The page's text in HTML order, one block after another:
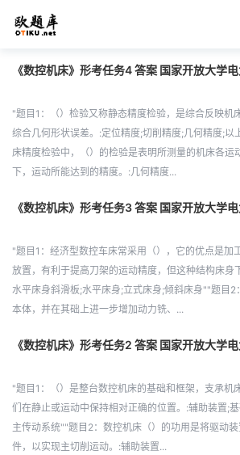
《数控机床》形考任务4 答案 国家开放大学
"题目1：（）检验又称静态精度检验，是综合反映机
综合几何形状误差。:定位精度;切削精度;几何精度;
床精度检验中，（）的检验是表明所测量的机床各运
下，运动所能达到的精度。:几何精度...
《数控机床》形考任务3 答案 国家开放大学
"题目1：经济型数控车床常采用（），它的优点是加
放置，有利于提高刀架的运动精度，但这种结构床身
水平床身斜滑板;水平床身;立式床身;倾斜床身""题目
本体，并在其础上进一步增加动力铣、...
《数控机床》形考任务2 答案 国家开放大学
"题目1：（）是整台数控机床的基础和框架，支承机
们在静止或运动中保持相对正确的位置。:辅助装置;
主传动系统""题目2：数控机床（）的功用是将驱动
件，以实现主切削运动。:辅助装置...